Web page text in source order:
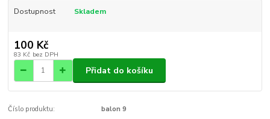
Dostupnost Skladem
100 Kč
83 Kč bez DPH
Přidat do košíku
Číslo produktu: balon 9